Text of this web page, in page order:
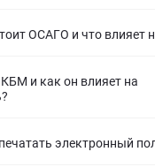
ОСАГО и что влияет
и как он влияет на
электронный